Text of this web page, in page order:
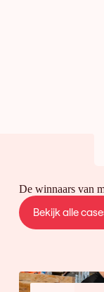
De winnaars van
Bekijk alle